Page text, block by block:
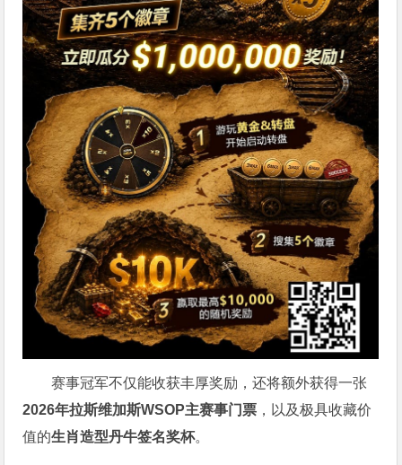
赛事冠军不仅能收获丰厚奖励，还将额外获得一张
2026年拉斯维加斯WSOP主赛事门票 ，以及极具收藏价
值的生肖造型丹牛签名奖杯。